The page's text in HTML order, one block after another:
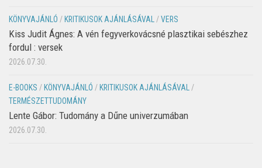
KÖNYVAJÁNLÓ / KRITIKUSOK AJÁNLÁSÁVAL /VERS
Kiss Judit Ágnes: A vén fegyverkovácsné plasztikai sebészhez
fordul : versek
2026.07.30.
E-BOOKS / KÖNYVAJÁNLÓ / KRITIKUSOK AJÁNLÁSÁVAL
/
TERMÉSZETTUDOMÁNY
Lente Gábor: Tudomány a Dűne univerzumában
2026.07.30.